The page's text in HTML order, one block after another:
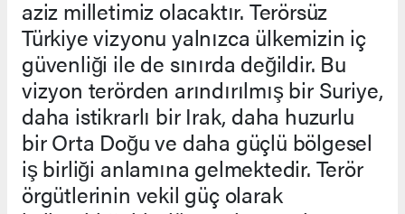
aziz milletimiz olacaktır. Terörsüz
Türkiye vizyonu yalnızca ülkemizin iç
güvenliği ile de sınırda değildir. Bu
vizyon terörden arındırılmış bir Suriye,
daha istikrarlı bir Irak, daha huzurlu
bir Orta Doğu ve daha güçlü bölgesel
iş birliği anlamına gelmektedir. Terör
örgütlerinin vekil güç olarak